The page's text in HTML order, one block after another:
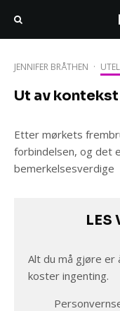
JENNIFER BRÅTHEN ·
Ut av kontekst
Etter mørkets
forbindelsen, og det
bemerkelsesverdige
LES
Alt du må gjøre
koster ingenting.